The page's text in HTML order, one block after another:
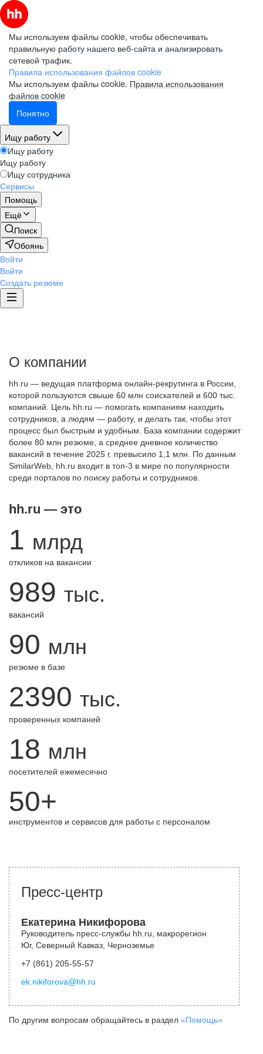
Мы используем файлы cookie, чтобы обеспечивать
правильную работу нашего веб-сайта и анализировать
сетевой трафик.
Правила использования файлов cookie
Мы используем файлы cookie. Правила использования
файлов cookie
Понятно
Ищу работу
Ищу работу
Ищу работу
Ищу сотрудника
Сервисы
Помощь
Ещё
Поиск
Обоянь
Войти
Войти
Создать резюме
О компании
hh.ru — ведущая платформа онлайн-рекрутинга в России,
которой пользуются свыше 60 млн соискателей и 600 тыс.
компаний. Цель hh.ru — помогать компаниям находить
сотрудников, а людям — работу, и делать так, чтобы этот
процесс был быстрым и удобным. База компании содержит
более 80 млн резюме, а среднее дневное количество
вакансий в течение 2025 г. превысило 1,1 млн. По данным
SimilarWeb, hh.ru входит в топ-3 в мире по популярности
среди порталов по поиску работы и сотрудников.
hh.ru — это
1 млрд
откликов на вакансии
989 тыс.
вакансий
90 млн
резюме в базе
2390 тыс.
проверенных компаний
18 млн
посетителей ежемесячно
50+
инструментов и сервисов для работы с персоналом
Пресс-центр
Екатерина Никифорова
Руководитель пресс-службы hh.ru, макрорегион
Юг, Северный Кавказ, Черноземье
+7 (861) 205-55-57
ek.nikiforova@hh.ru
По другим вопросам обращайтесь в раздел «Помощь»